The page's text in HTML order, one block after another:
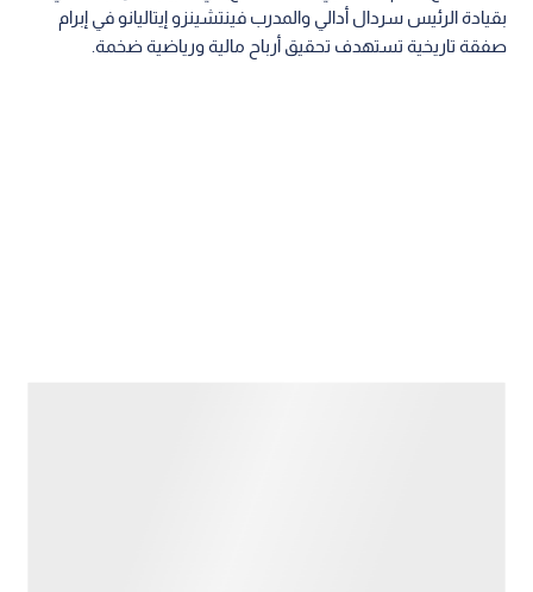
بقيادة الرئيس سردال أدالي والمدرب فينتشينزو إيتاليانو في إبرام
صفقة تاريخية تستهدف تحقيق أرباح مالية ورياضية ضخمة.